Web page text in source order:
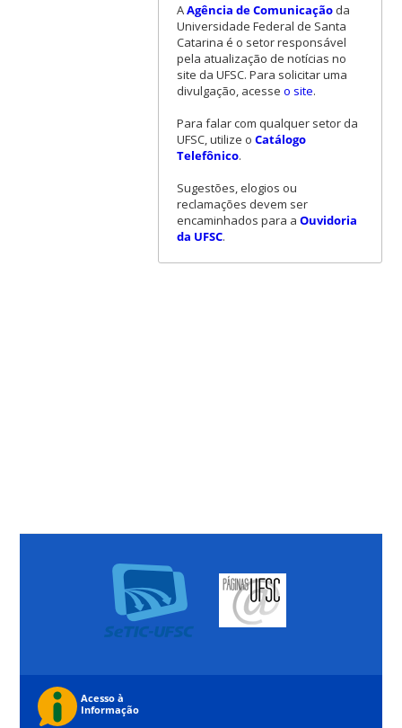
AAgência de Comunicaçãoda
Universidade Federal de Santa
Catarina é o setor responsável
pela atualização de notícias no
site da UFSC. Para solicitar uma
divulgação, acesse o site.
Para falar com qualquer setor da
UFSC, utilize o Catálogo
Telefônico.
Sugestões, elogios ou
reclamações devem ser
encaminhados para a Ouvidoria
da UFSC.